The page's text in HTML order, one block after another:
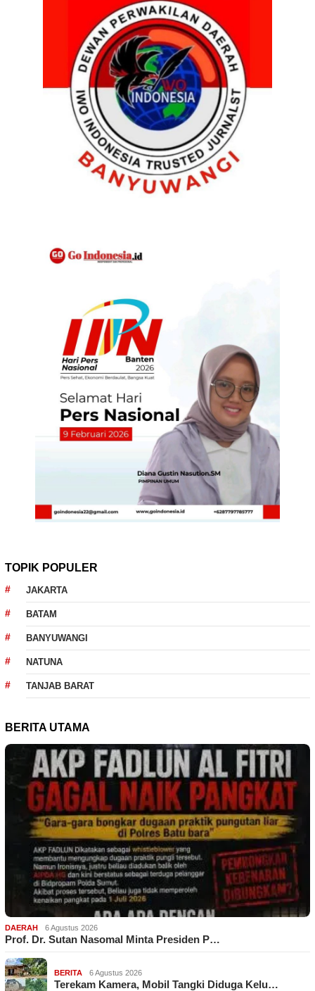
TOPIK POPULER
JAKARTA
BATAM
BANYUWANGI
NATUNA
TANJAB BARAT
BERITA UTAMA
DAERAH 6 Agustus 2026
Prof. Dr. Sutan Nasomal Minta Presiden P…
BERITA 6 Agustus 2026
Terekam Kamera, Mobil Tangki Diduga Kelu…